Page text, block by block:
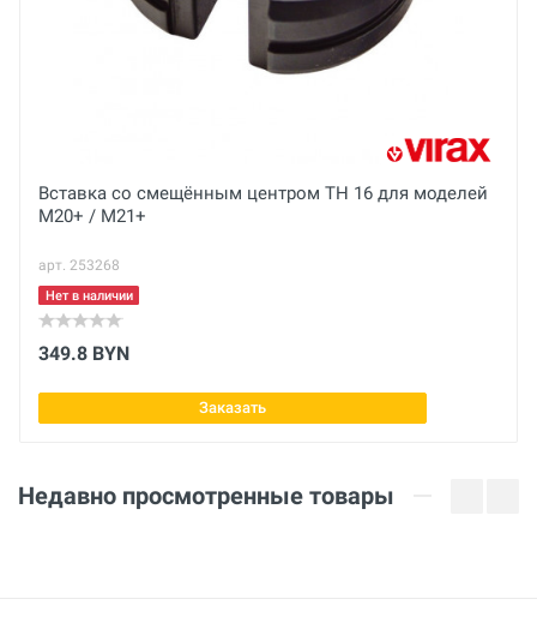
Вес нетто
кг
Диаметр
18 мм
Тип
Вставка cо смещённым центром ТН 16 для моделей
M20+ / M21+
арт. 253268
Нет в наличии
349.8 BYN
Заказать
Недавно просмотренные товары